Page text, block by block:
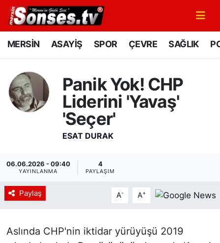
MERSİN ASAYİŞ SPOR ÇEVRE SAĞLIK
Panik Yok! CHP
Liderini 'Yavaş'
'Seçer'
ESAT DURAK
06.06.2026 - 09:40
YAYINLANMA
4
PAYLAŞIM
Paylaş A- A+
Aslında CHP'nin iktidar yürüyüşü 2019
MERSİN
SPOR
GÜNÜN MANŞETİ
KÜLTÜR - SANAT
MAGAZİN
Siyaset
Mersin Nöbetçi Eczaneler
Mersin Namaz Vakitleri
Mersin Trafik Yoğunluk Haritası
Süper Lig Puan Durumu ve Fikstür
Tüm Manşetler
Son Dakika Haberleri